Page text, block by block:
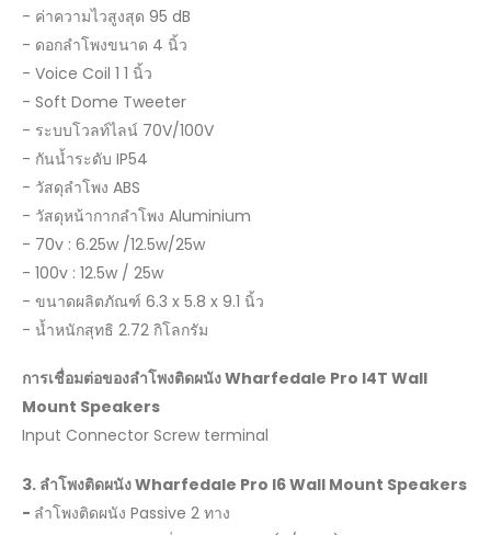
- ค่าความไวสูงสุด 95 dB
- ดอกลำโพงขนาด 4 นิ้ว
- Voice Coil 1 1 นิ้ว
- Soft Dome Tweeter
- ระบบโวลท์ไลน์ 70V/100V
- กันน้ำระดับ IP54
- วัสดุลำโพง ABS
- วัสดุหน้ากากลำโพง Aluminium
- 70v : 6.25w /12.5w/25w
- 100v : 12.5w / 25w
- ขนาดผลิตภัณฑ์ 6.3 x 5.8 x 9.1 นิ้ว
- น้ำหนักสุทธิ 2.72 กิโลกรัม
การเชื่อมต่อของลำโพงติดผนังWharfedale Pro I4T Wall
Mount Speakers
Input Connector Screw terminal
3. ลำโพงติดผนังWharfedale Pro I6 Wall Mount Speakers
- ลำโพงติดผนัง Passive 2 ทาง